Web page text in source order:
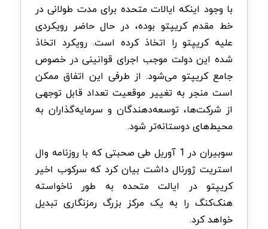
با وجود اینکه ایالات متحده برای مدت طولانی در
خط مقدم کریپتو بوده، در حال حاضر رویکردی
علیه کریپتو را اتخاذ کرده است. رویکرد اتخاذ
شده این دولت موجب اجرای قوانینی در خصوص
جامع کریپتو می‌شود. از طرفی این اتفاق ممکن
است منجر به تغییر موقعیت تعداد قابل توجهی
از شرکت‌ها، توسعه‌دهندگان و سرمایه‌گذاران به
محیط‌های دوستانه‌تر شود.
سوبیران در 1 آوریل طی صحبتی که با روزنامه وال
استریت ژورنال داشت بیان کرد که سرکوب اخیر
کریپتو در ایالت متحده به طور ناخواسته
هنک‌کنگ را به یک مرکز بزرگ رمزنگاری تبدیل
خواهد کرد.